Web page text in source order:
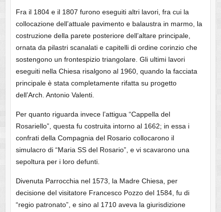
Fra il 1804 e il 1807 furono eseguiti altri lavori, fra cui la
collocazione dell’attuale pavimento e balaustra in marmo, la
costruzione della parete posteriore dell’altare principale,
ornata da pilastri scanalati e capitelli di ordine corinzio che
sostengono un frontespizio triangolare. Gli ultimi lavori
eseguiti nella Chiesa risalgono al 1960, quando la facciata
principale è stata completamente rifatta su progetto
dell’Arch. Antonio Valenti.
Per quanto riguarda invece l’attigua “Cappella del
Rosariello”, questa fu costruita intorno al 1662; in essa i
confrati della Compagnia del Rosario collocarono il
simulacro di “Maria SS del Rosario”, e vi scavarono una
sepoltura per i loro defunti.
Divenuta Parrocchia nel 1573, la Madre Chiesa, per
decisione del visitatore Francesco Pozzo del 1584, fu di
“regio patronato”, e sino al 1710 aveva la giurisdizione